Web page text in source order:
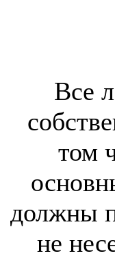
Все
том
должны
не